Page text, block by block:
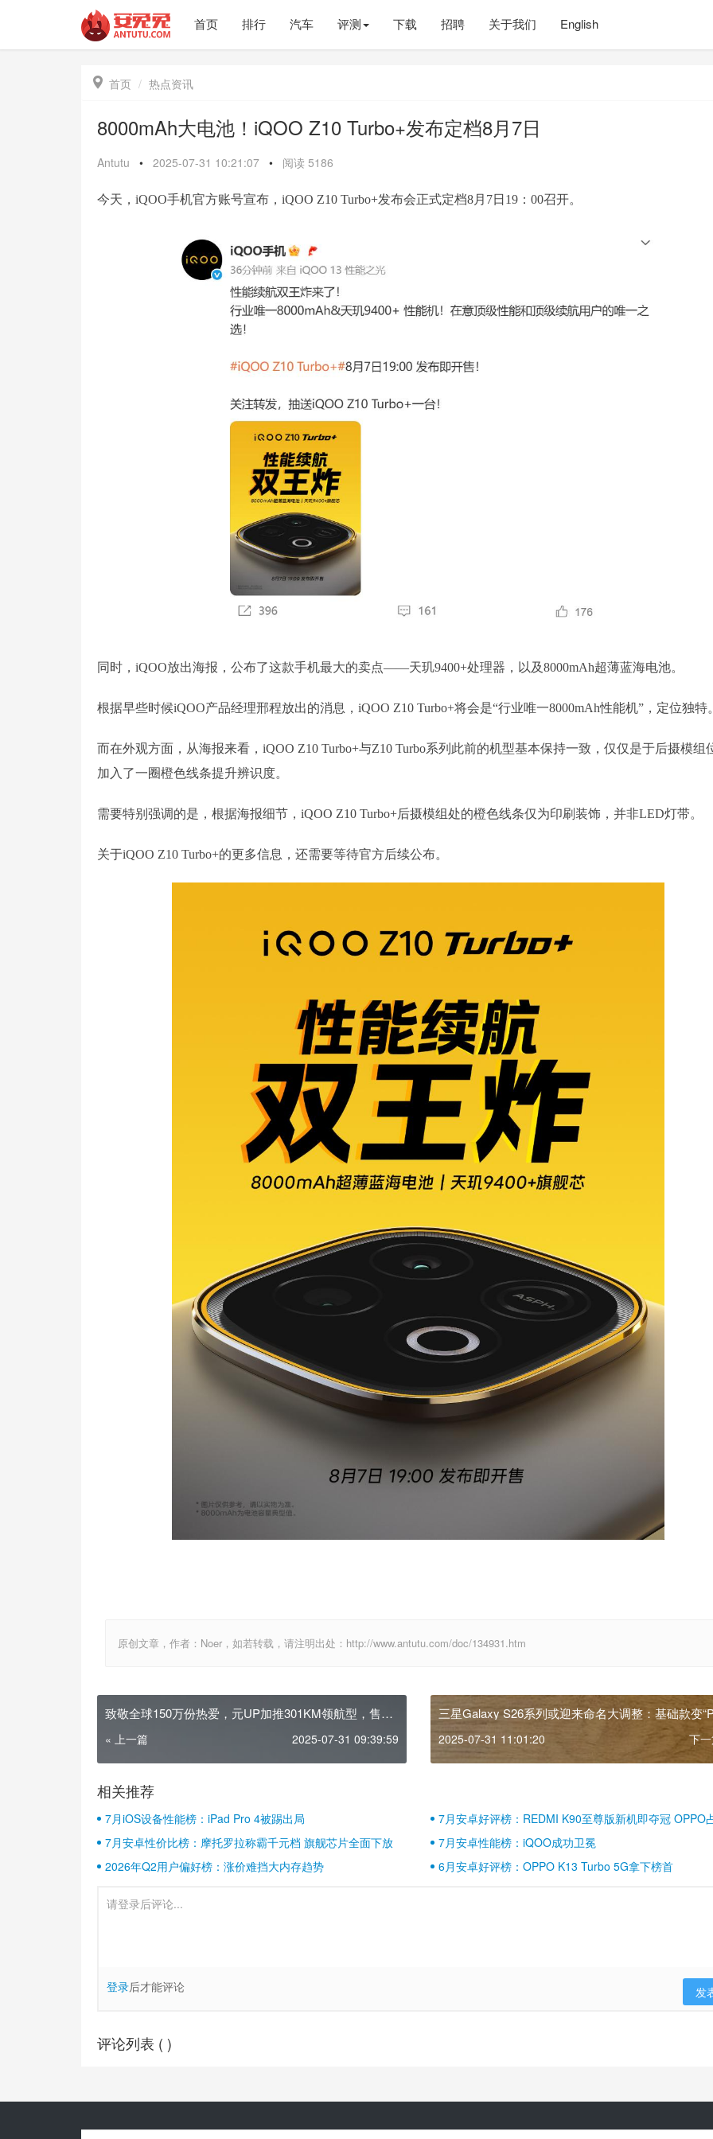
首页 排行 汽车 评测 下载 招聘 关于我们 English
 首页 热点资讯
8000mAh大电池！iQOO Z10 Turbo+发布定档8月7日
Antutu • 2025-07-31 10:21:07 • 阅读 5186
今天，iQOO手机官方账号宣布，iQOO Z10 Turbo+发布会正式定档8月7日19：00召开。
同时，iQOO放出海报，公布了这款手机最大的卖点——天玑9400+处理器，以及8000mAh超薄蓝海电池。
根据早些时候iQOO产品经理邢程放出的消息，iQOO Z10 Turbo+将会是“行业唯一8000mAh性能机”，定位独特
而在外观方面，从海报来看，iQOO Z10 Turbo+与Z10 Turbo系列此前的机型基本保持一致，仅仅是于后摄模组
加入了一圈橙色线条提升辨识度。
需要特别强调的是，根据海报细节，iQOO Z10 Turbo+后摄模组处的橙色线条仅为印刷装饰，并非LED灯带。
关于iQOO Z10 Turbo+的更多信息，还需要等待官方后续公布。
原创文章，作者：Noer，如若转载，请注明出处：http://www.antutu.com/doc/134931.htm
致敬全球150万份热爱，元UP加推301KM领航型，售价
7.48万元
« 上一篇 2025-07-31 09:39:59
三星Galaxy S26系列或迎来命名大调整：基础款变
Plus被“Edge”替代
2025-07-31 11:01:20 下
相关推荐
7月iOS设备性能榜：iPad Pro 4被踢出局
7月安卓好评榜：REDMI K90至尊版新机即夺冠 OPPO
壁江山
7月安卓性价比榜：摩托罗拉称霸千元档 旗舰芯片全面下放
7月安卓性能榜：iQOO成功卫冕
2026年Q2用户偏好榜：涨价难挡大内存趋势
6月安卓好评榜：OPPO K13 Turbo 5G拿下榜首
登录后才能评论 发
评论列表 ( )